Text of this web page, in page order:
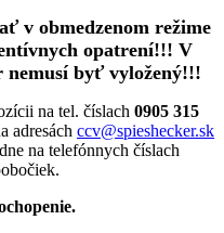
v obmedzenom režime
opatrení!!! V
nemusí byť vyložený!!!
na tel. číslach 0905 315
adresách ccv@spieshecker.sk
na telefónnych číslach